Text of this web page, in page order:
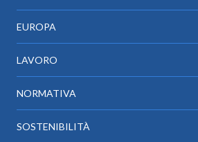
EUROPA
LAVORO
NORMATIVA
SOSTENIBILITÀ